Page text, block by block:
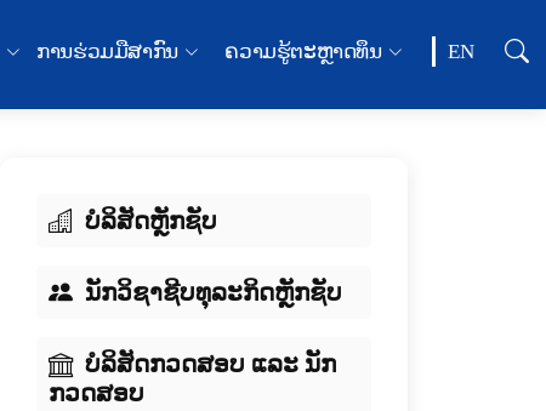
ການຮ່ວມມືສາກົນ ຄວາມຮູ້ຕະຫຼາດທຶນ EN
ບໍລິສັດຫຼັກຊັບ
ນັກວິຊາຊີບທຸລະກິດຫຼັກຊັບ
ບໍລິສັດກວດສອບ ແລະ ນັກ
ກວດສອບ